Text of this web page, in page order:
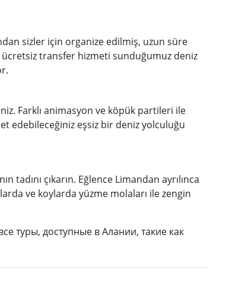
sizler için organize edilmiş, uzun süre
ücretsiz transfer hizmeti sunduğumuz deniz
Farklı animasyon ve köpük partileri ile
edebileceğiniz eşsiz bir deniz yolculuğu
çıkarın. Eğlence Limandan ayrılınca
ve koylarda yüzme molaları ile zengin
туры, доступные в Алании, такие как